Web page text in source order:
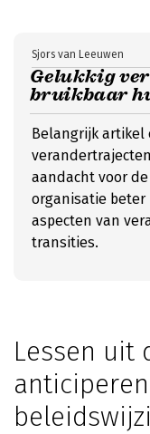
Gelukkig
bruikbaar
Sjors van Leeuwen
Belangrijk artikel
aandacht voor
organisatie
aspecten van
transities.
Lessen uit